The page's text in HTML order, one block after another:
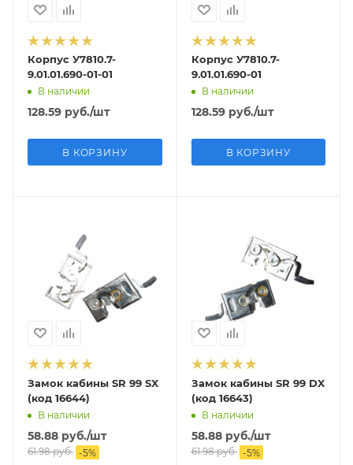
Корпус У7810.7-
9.01.01.690-01-01
В наличии
128.59 руб./шт
В КОРЗИНУ
Корпус У7810.7-
9.01.01.690-01
В наличии
128.59руб./шт
В КОРЗИНУ
Замок кабины SR 99 SX
(код 16644)
В наличии
58.88 руб./шт
61.98руб. -5%
Замок кабины SR 99 DX
(код 16643)
В наличии
58.88руб./шт
61.98руб. -5%